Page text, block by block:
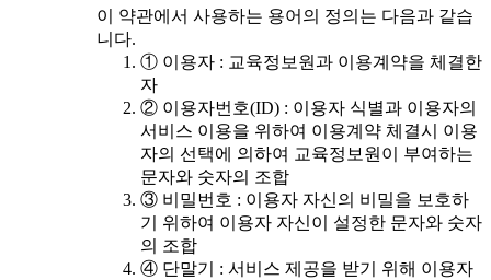
이 약관에서 사용하는 용어의 정의는 다음과 같습
니다.
① 이용자 : 교육정보원과 이용계약을 체결한
자
② 이용자번호(ID) : 이용자 식별과 이용자의
서비스 이용을 위하여 이용계약 체결시 이용
자의 선택에 의하여 교육정보원이 부여하는
문자와 숫자의 조합
③ 비밀번호 : 이용자 자신의 비밀을 보호하
기 위하여 이용자 자신이 설정한 문자와 숫자
의 조합
④ 단말기 : 서비스 제공을 받기 위해 이용자